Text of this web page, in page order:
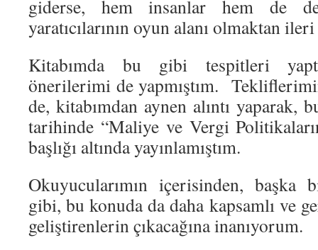
giderse, hem insanlar hem de
yaratıcılarının oyun alanı olmaktan
Kitabımda bu gibi tespitleri
önerilerimi de yapmıştım.
de, kitabımdan aynen alıntı yaparak,
tarihinde “Maliye ve Vergi
başlığı altında yayınlamıştım.
Okuyucularımın içerisinden, başka
gibi, bu konuda da daha kapsamlı ve
geliştirenlerin çıkacağına inanıyorum.